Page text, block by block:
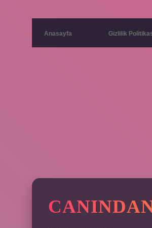
Anasayfa Gizlilik